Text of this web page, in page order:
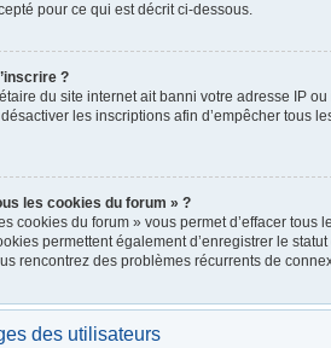
pour ce qui est décrit ci-dessous.
?
du site internet ait banni votre adresse IP
les inscriptions afin d’empêcher tous
les cookies du forum » ?
cookies du forum » vous permet d’effacer
permettent également d’enregistrer le
rencontrez des problèmes récurrents de
des utilisateurs